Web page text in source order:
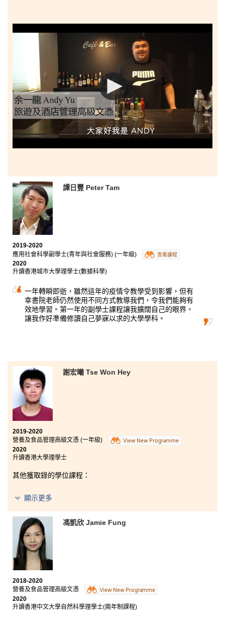
譚日豐 Peter Tam
2019-2020
應用社會科學副學士(青年與社會服務) (一年級)
查看課程
2020
升讀香港城市大學理學士(數據科學)
一年轉瞬即逝，雖然這年的疫情令教學受到影響，但有
幸書院老師仍然使用不同方式教導我們，令我們能夠有
效地學習。第一年的副學士課程讓我擴闊自己的眼界，
讓我作好準備修讀自己夢寐以求的大學學科。
謝宏曦 Tse Won Hey
2019-2020
營養及食品管理高級文憑 (一年級)
View New Programme
2020
升讀香港大學理學士
其他獲取錄的學位課程：
香港城市大學理學士(生物醫學)
我在這課程中學會不少營養學的知識並能應用於日常生
活中。講師在相關專業範疇具豐富經驗，用心講解，教
材精心编排，使我們易於理解和掌握。課程亦安排本地
及海外參觀活動，有助同學擴闊視野。
顯示更多
馮凱欣 Jamie Fung
2018-2020
營養及食品管理高級文憑
View New Programme
2020
升讀香港中文大學自然科學理學士(兩年制課程)